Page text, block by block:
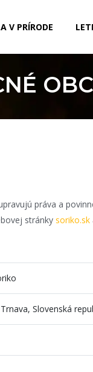
V PRÍRODE
práva a
stránky soriko.sk
Slovenská